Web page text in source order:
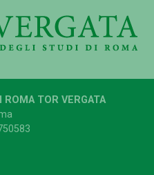
ROMA TOR VERGATA